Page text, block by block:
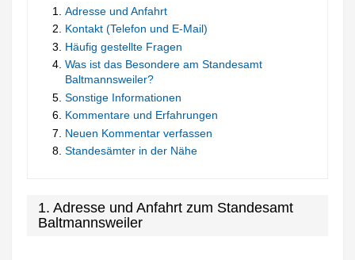
Adresse und Anfahrt
Kontakt (Telefon und E-Mail)
Häufig gestellte Fragen
Was ist das Besondere am Standesamt
Baltmannsweiler?
Sonstige Informationen
Kommentare und Erfahrungen
Neuen Kommentar verfassen
Standesämter in der Nähe
1. Adresse und Anfahrt zum Standesamt
Baltmannsweiler